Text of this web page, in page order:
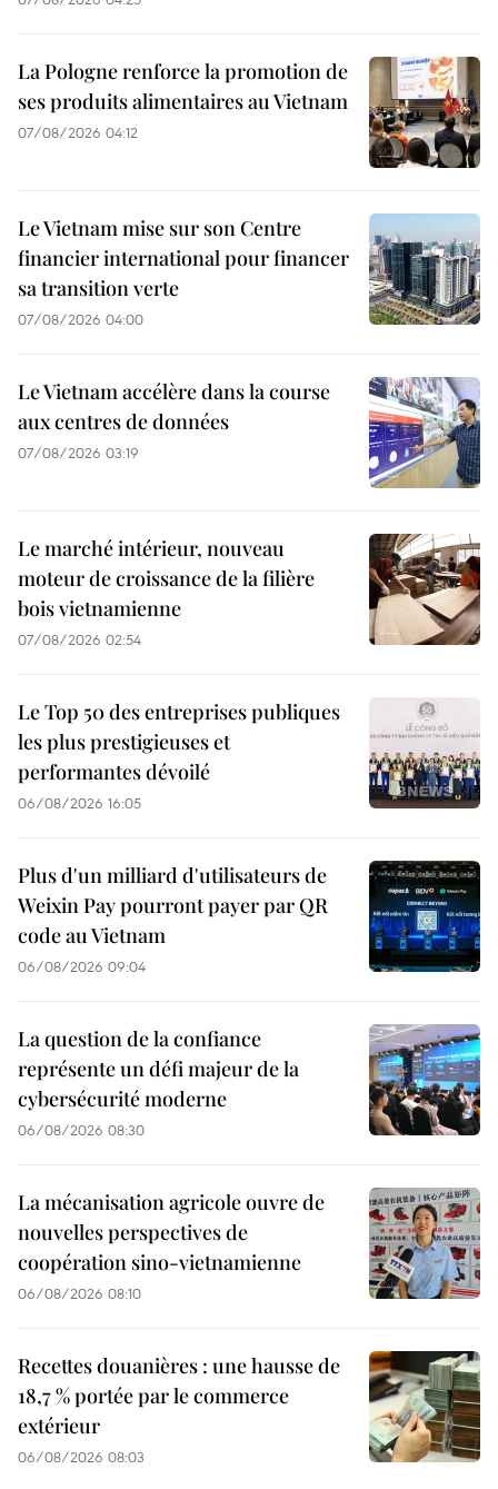
La Pologne renforce la promotion de
ses produits alimentaires au Vietnam
07/08/2026 04:12
Le Vietnam mise sur son Centre
financier international pour financer
sa transition verte
07/08/2026 04:00
Le Vietnam accélère dans la course
aux centres de données
07/08/2026 03:19
Le marché intérieur, nouveau
moteur de croissance de la filière
bois vietnamienne
07/08/2026 02:54
Le Top 50 des entreprises publiques
les plus prestigieuses et
performantes dévoilé
06/08/2026 16:05
Plus d'un milliard d'utilisateurs de
Weixin Pay pourront payer par QR
code au Vietnam
06/08/2026 09:04
La question de la confiance
représente un défi majeur de la
cybersécurité moderne
06/08/2026 08:30
La mécanisation agricole ouvre de
nouvelles perspectives de
coopération sino-vietnamienne
06/08/2026 08:10
Recettes douanières : une hausse de
18,7 % portée par le commerce
extérieur
06/08/2026 08:03